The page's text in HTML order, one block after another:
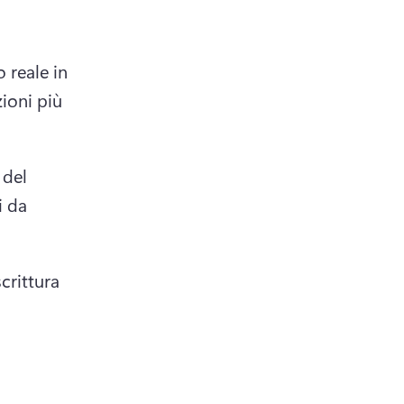
reale in
più
da